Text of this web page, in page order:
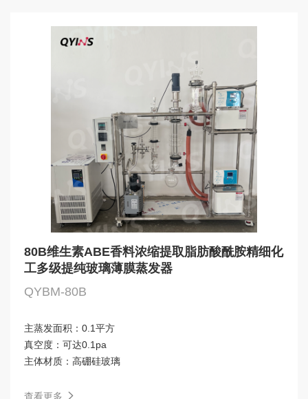
80B维生素ABE香料浓缩提取脂肪酸酰胺精细化
工多级提纯玻璃薄膜蒸发器
QYBM-80B
主蒸发面积： 0.1平方
真空度： 可达0.1pa
主体材质： 高硼硅玻璃
查看更多